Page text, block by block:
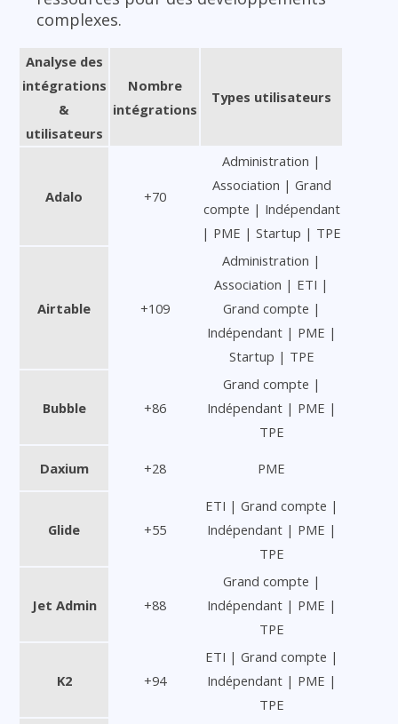
complexes.
Analyse des
intégrations
&
utilisateurs
Nombre
intégrations
Types utilisateurs
Adalo +70
Administration |
Association | Grand
compte | Indépendant
| PME | Startup | TPE
Airtable +109
Administration |
Association | ETI |
Grand compte |
Indépendant | PME |
Startup | TPE
Bubble +86
Grand compte |
Indépendant | PME |
TPE
Daxium +28 PME
Glide +55
ETI | Grand compte |
Indépendant | PME |
TPE
Jet Admin +88
Grand compte |
Indépendant | PME |
TPE
K2 +94
ETI | Grand compte |
Indépendant | PME |
TPE